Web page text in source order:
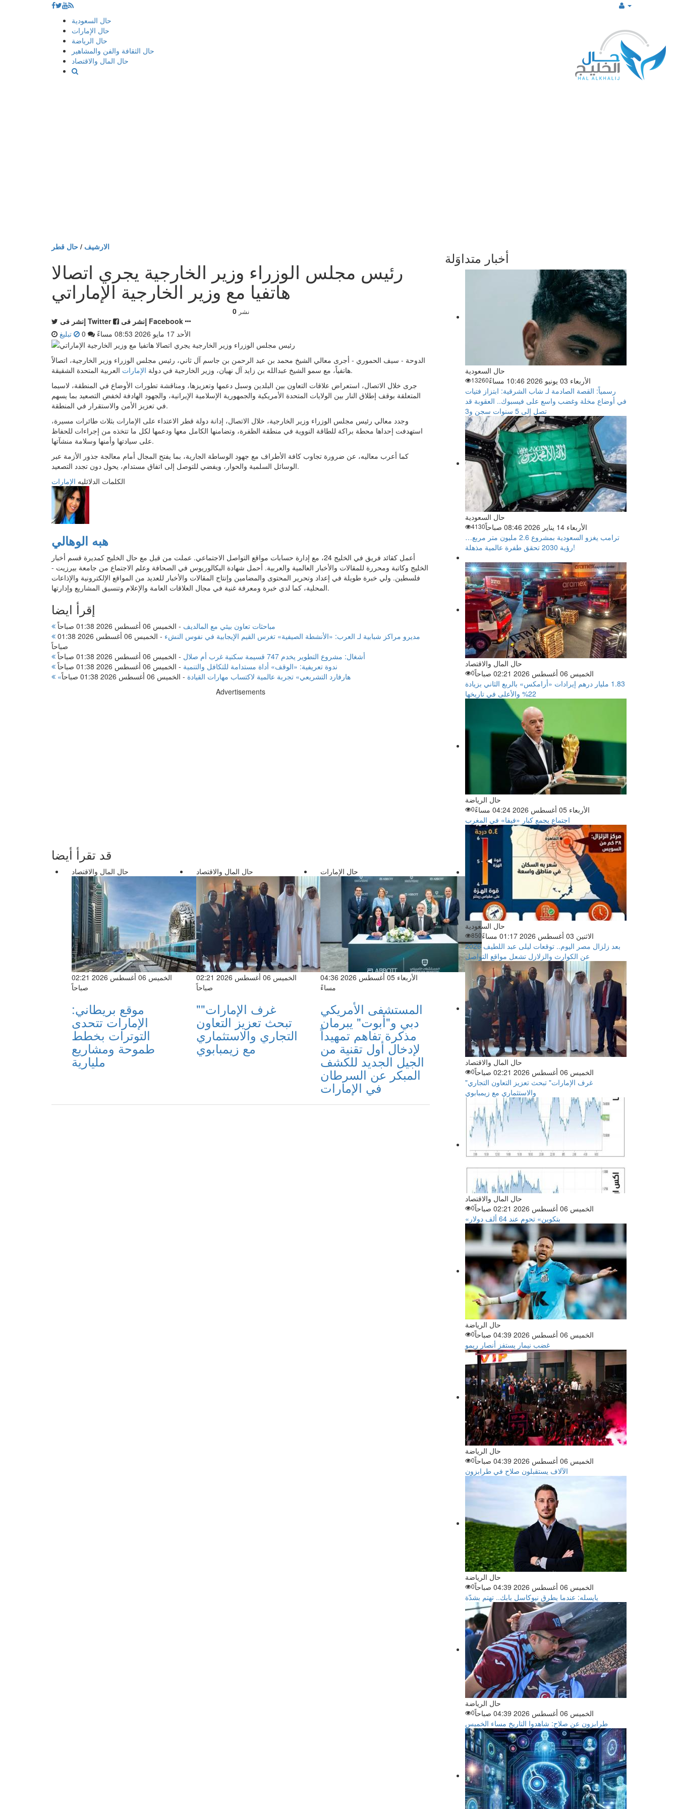
إذهب
المحتوى
حال السعودية
حال الإمارات
حال الرياضة
حال الثقافة والفن والمشاهير
حال المال والاقتصاد
الارشيف / حال قطر
رئيس مجلس الوزراء وزير الخارجية يجري اتصالا
هاتفيا مع وزير الخارجية الإماراتي
0 نشر
إنشر فى Twitter
إنشر فى Facebook
الأحد 17 مايو 2026 08:53 مساءً
تبليغ
الدوحة - سيف الحموري - أجرى معالي الشيخ محمد بن عبد الرحمن بن جاسم آل ثاني، رئيس مجلس الوزراء وزير الخارجية، اتصالاً
هاتفياً، مع سمو الشيخ عبدالله بن زايد آل نهيان، وزير الخارجية في دولة الإمارات
العربية المتحدة الشقيقة.
جرى خلال الاتصال، استعراض علاقات التعاون بين البلدين وسبل دعمها وتعزيزها، ومناقشة تطورات الأوضاع في المنطقة، لاسيما
المتعلقة بوقف إطلاق النار بين الولايات المتحدة الأمريكية والجمهورية الإسلامية الإيرانية، والجهود الهادفة لخفض التصعيد بما يسهم
في تعزيز الأمن والاستقرار في المنطقة.
وجدد معالي رئيس مجلس الوزراء وزير الخارجية، خلال الاتصال، إدانة دولة قطر الاعتداء على الإمارات بثلاث طائرات مسيرة،
استهدفت إحداها محطة براكة للطاقة النووية في منطقة الظفرة، وتضامنها الكامل معها ودعمها لكل ما تتخذه من إجراءات للحفاظ
على سيادتها وأمنها وسلامة منشآتها.
كما أعرب معاليه، عن ضرورة تجاوب كافة الأطراف مع جهود الوساطة الجارية، بما يفتح المجال أمام معالجة جذور الأزمة عبر
الوسائل السلمية والحوار، ويفضي للتوصل إلى اتفاق مستدام، يحول دون تجدد التصعيد.
الكلمات الدلائليه الإمارات
هبه الوهالي
أعمل كقائد فريق في الخليج 24، مع إدارة حسابات مواقع التواصل الاجتماعي. عملت من قبل مع حال الخليج كمديرة قسم أخبار
الخليج وكاتبة ومحررة للمقالات والأخبار العالمية والعربية. أحمل شهادة البكالوريوس في الصحافة وعلم الاجتماع من جامعة بيرزيت -
فلسطين. ولي خبرة طويلة في إعداد وتحرير المحتوى والمضامين وإنتاج المقالات والأخبار للعديد من المواقع الإلكترونية والإذاعات
المحلية، كما لدي خبرة ومعرفة غنية في مجال العلاقات العامة والإعلام وتنسيق المشاريع وإدارتها.
إقرأ ايضا
مباحثات تعاون بيئي مع المالديف - الخميس 06 أغسطس 2026 01:38 صباحاً
مديرو مراكز شبابية لـ العرب: «الأنشطة الصيفية» تغرس القيم الإيجابية في نفوس النشء -
الخميس 06 أغسطس 2026 01:38
صباحاً
أشغال: مشروع التطوير يخدم 747 قسيمة سكنية غرب أم صلال
- الخميس 06 أغسطس 2026 01:38 صباحاً
ندوة تعريفية: «الوقف» أداة مستدامة للتكافل والتنمية - الخميس 06 أغسطس 2026 01:38 صباحاً
«هارفارد التشريعي» تجربة عالمية لاكتساب مهارات القيادة - الخميس 06 أغسطس 2026 01:38 صباحاً
Advertisements
قد تقرأ أيضا
حال المال والاقتصاد
الخميس 06 أغسطس 2026 02:21
صباحاً
موقع بريطاني:
الإمارات تتحدى
التوترات بخطط
طموحة ومشاريع
مليارية
حال المال والاقتصاد
الخميس 06 أغسطس 2026 02:21
صباحاً
"غرف الإمارات"
تبحث تعزيز التعاون
التجاري والاستثماري
مع زيمبابوي
حال الإمارات
الأربعاء 05 أغسطس 2026 04:36
مساءً
المستشفى الأمريكي
دبي و"أبوت" يبرمان
مذكرة تفاهم تمهيداً
لإدخال أول تقنية من
الجيل الجديد للكشف
المبكر عن السرطان
في الإمارات
أخبار متداوَلة
حال السعودية
الأربعاء 03 يونيو 2026 10:46 مساءً
13260
رسمياً: القصة الصادمة لـ شاب الشرقية: ابتزاز فتيات
في أوضاع مخلة وغضب واسع على فيسبوك.. العقوبة قد
تصل إلى 5 سنوات سجن و3
حال السعودية
الأربعاء 14 يناير 2026 08:46 صباحاً
4130
ترامب يغزو السعودية بمشروع 2.6 مليون متر مربع…
رؤية 2030 تحقق طفرة عالمية مذهلة!
حال المال والاقتصاد
الخميس 06 أغسطس 2026 02:21 صباحاً
0
‏1.83 مليار درهم إيرادات «أرامكس» بالربع الثاني بزيادة
22% والأعلى في تاريخها
حال الرياضة
الأربعاء 05 أغسطس 2026 04:24 مساءً
0
اجتماع يجمع كبار «فيفا» في المغرب
حال السعودية
الاثنين 03 أغسطس 2026 01:17 مساءً
850
بعد زلزال مصر اليوم.. توقعات ليلى عبد اللطيف 2026
عن الكوارث والزلازل تشعل مواقع التواصل
حال المال والاقتصاد
الخميس 06 أغسطس 2026 02:21 صباحاً
0
"غرف الإمارات" تبحث تعزيز التعاون التجاري
والاستثماري مع زيمبابوي
حال المال والاقتصاد
الخميس 06 أغسطس 2026 02:21 صباحاً
0
«بتكوين» تحوم عند 64 ألف دولار
حال الرياضة
الخميس 06 أغسطس 2026 04:39 صباحاً
0
غضب نيمار يستفز أنصار ريمو
حال الرياضة
الخميس 06 أغسطس 2026 04:39 صباحاً
0
الآلاف يستقبلون صلاح في طرابزون
حال الرياضة
الخميس 06 أغسطس 2026 04:39 صباحاً
0
يايسله: عندما يطرق نيوكاسل بابك.. تهتم بشدّة
حال الرياضة
الخميس 06 أغسطس 2026 04:39 صباحاً
0
طرابزون عن صلاح: شاهدوا التاريخ مساء الخميس